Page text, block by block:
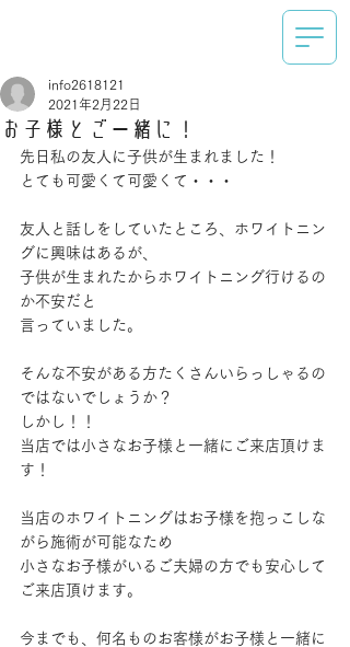
お子様とご一緒に！
info2618121
2021年2月22日
先日私の友人に子供が生まれました！
とても可愛くて可愛くて・・・
友人と話しをしていたところ、ホワイトニン
グに興味はあるが、
子供が生まれたからホワイトニング行けるの
か不安だと
言っていました。
そんな不安がある方たくさんいらっしゃるの
ではないでしょうか？
しかし！！
当店では小さなお子様と一緒にご来店頂けま
す！
当店のホワイトニングはお子様を抱っこしな
がら施術が可能なため
小さなお子様がいるご夫婦の方でも安心して
ご来店頂けます。
今までも、何名ものお客様がお子様と一緒に